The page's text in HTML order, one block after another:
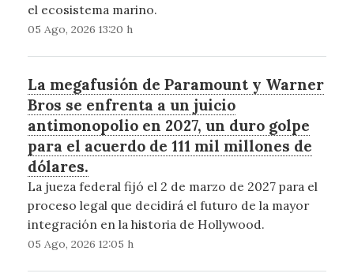
el ecosistema marino.
05 Ago, 2026 13:20 h
La megafusión de Paramount y Warner
Bros se enfrenta a un juicio
antimonopolio en 2027, un duro golpe
para el acuerdo de 111 mil millones de
dólares.
La jueza federal fijó el 2 de marzo de 2027 para el
proceso legal que decidirá el futuro de la mayor
integración en la historia de Hollywood.
05 Ago, 2026 12:05 h